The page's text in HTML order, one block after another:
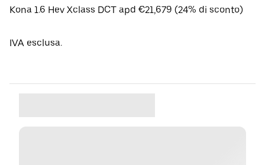
Kona 1.6 Hev Xclass DCT apd €21,679 (24% di sconto)
IVA esclusa.